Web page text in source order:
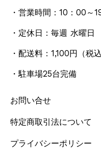
・営業時間：10：00～
・定休日：毎週 水曜日
・配送料：1,100円 （税
・駐車場25台完備
お問い合せ
特定商取引法について
プライバシーポリシー